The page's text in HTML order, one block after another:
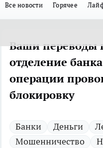
Все новости Горячее
Ваши переводы
отделение
операции
блокировку
Банки Деньги
Мошенничество